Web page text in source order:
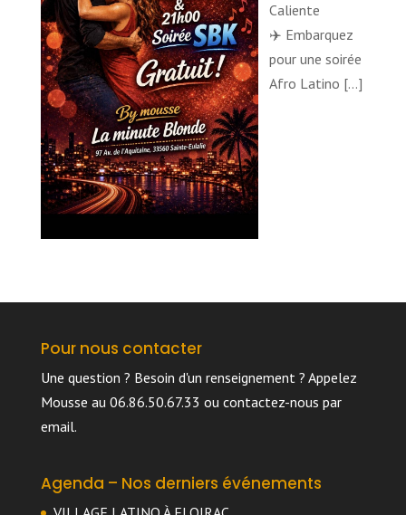
Caliente
✈️ Embarquez
pour une soirée
Afro Latino […]
Pour nous contacter
Une question ? Besoin d'un renseignement ? Appelez
Mousse au 06.86.50.67.33 ou contactez-nous par
email.
Agenda – Nos derniers événements